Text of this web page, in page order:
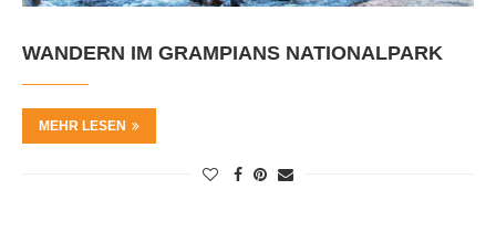
WANDERN IM GRAMPIANS NATIONALPARK
MEHR LESEN